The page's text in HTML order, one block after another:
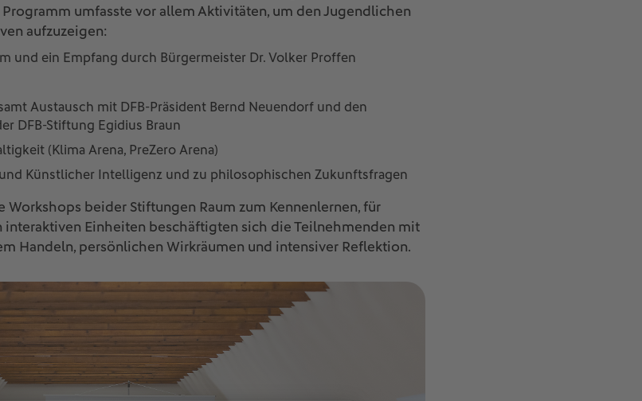
umfasste vor allem Aktivitäten, um den Jugendlichen
aufzuzeigen:
und ein Empfang durch Bürgermeister Dr. Volker Proffen
Austausch mit DFB-Präsident Bernd Neuendorf und den
DFB-Stiftung Egidius Braun
(Klima Arena, PreZero Arena)
Künstlicher Intelligenz und zu philosophischen Zukunftsfragen
Workshops beider Stiftungen Raum zum Kennenlernen, für
interaktiven Einheiten beschäftigten sich die Teilnehmenden mit
Handeln, persönlichen Wirkräumen und intensiver Reflektion.